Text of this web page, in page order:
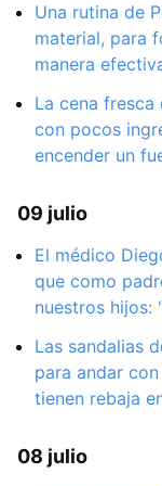
Una rutina de
material, para
manera
La cena
con pocos
encender un
09 julio
El médico
que como
nuestros hijos:
Las sandalias
para andar
tienen rebaja
08 julio